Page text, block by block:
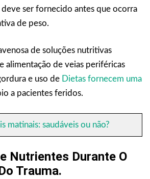
ser fornecido antes que ocorra
de peso.
de soluções nutritivas
alimentação de veias periféricas
e uso de Dietas fornecem uma
a pacientes feridos.
matinais: saudáveis ou não?
Nutrientes Durante O
Trauma.